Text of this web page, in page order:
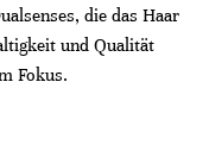
die das Haar
und Qualität
Fokus.